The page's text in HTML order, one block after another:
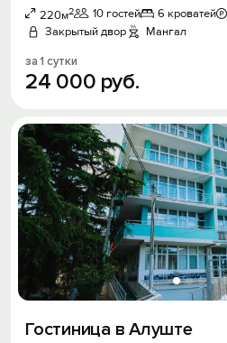
220м2 10 гостей 6 кроватей
Закрытый двор
Мангал
за 1 сутки
24 000 руб.
Гостиница в Алуште